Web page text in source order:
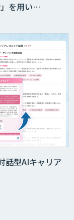
を用い…
話型AIキャリア